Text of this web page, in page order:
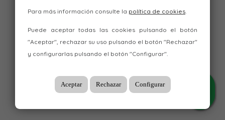
Para más información consulte la política de cookies.
Puede aceptar todas las cookies pulsando el botón
"Aceptar", rechazar su uso pulsando el botón "Rechazar"
y configurarlas pulsando el botón "Configurar".
Aceptar Rechazar Configurar